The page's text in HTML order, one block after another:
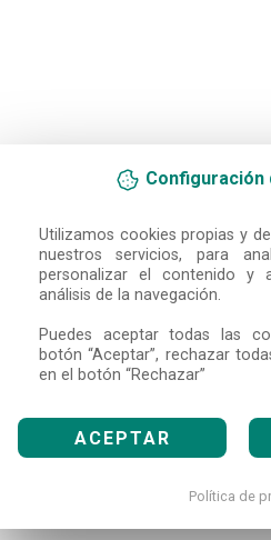
Configuración
Utilizamos cookies propias y
nuestros servicios, para
personalizar el contenido y
análisis de la navegación.
Puedes aceptar todas las
botón “Aceptar”, rechazar
en el botón “Rechazar”
ACEPTAR
Política de